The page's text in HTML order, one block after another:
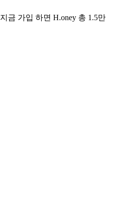
지금 가입 하면 H.oney 총 1.5만